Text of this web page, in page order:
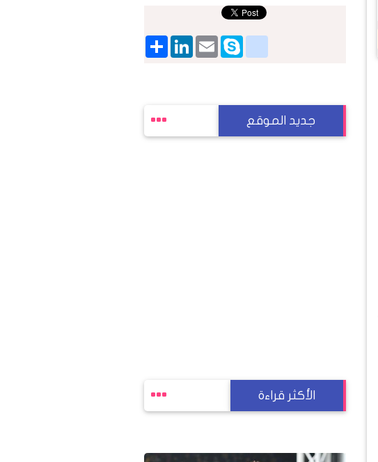
ShareLinkedIn EmailSkype
google_bookmarks
جديد الموقع
الأكثر قراءة